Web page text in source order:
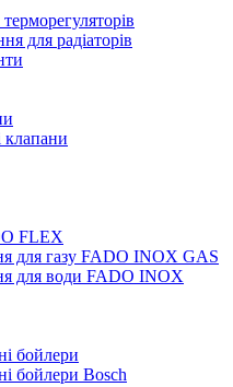
для радіаторів
клапани
FLEX
для газу FADO INOX GAS
для води FADO INOX
бойлери
бойлери Bosch